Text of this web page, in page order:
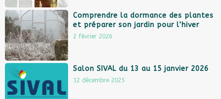
Comprendre la dormance des plantes
et préparer son jardin pour l’hiver
2 février 2026
Salon SIVAL du 13 au 15 janvier 2026
12 décembre 2025